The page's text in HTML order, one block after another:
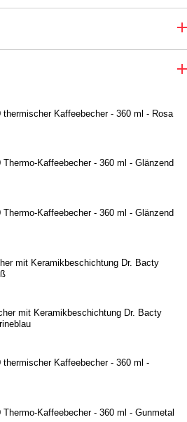
thermischer Kaffeebecher - 360 ml - Rosa
Thermo-Kaffeebecher - 360 ml - Glänzend
Thermo-Kaffeebecher - 360 ml - Glänzend
mit Keramikbeschichtung Dr. Bacty
mit Keramikbeschichtung Dr. Bacty
thermischer Kaffeebecher - 360 ml -
Thermo-Kaffeebecher - 360 ml - Gunmetal